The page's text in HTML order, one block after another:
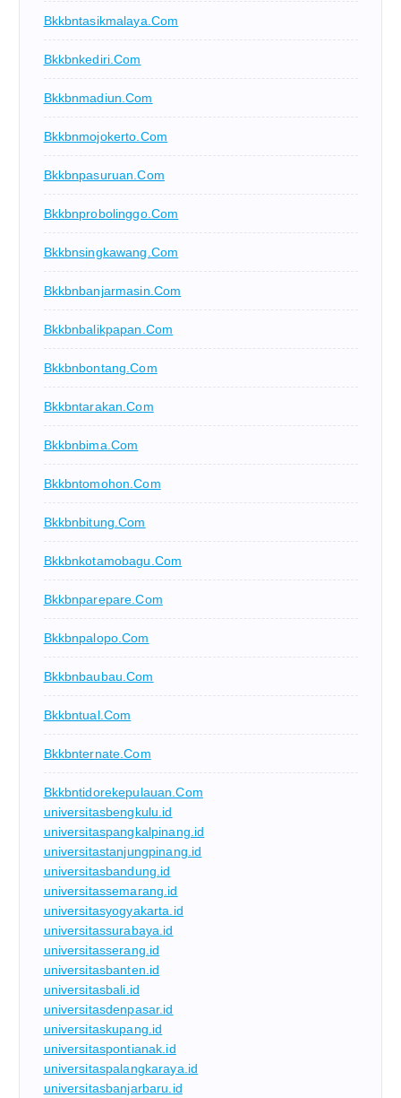
Bkkbntasikmalaya.com
Bkkbnkediri.com
Bkkbnmadiun.com
Bkkbnmojokerto.com
Bkkbnpasuruan.com
Bkkbnprobolinggo.com
Bkkbnsingkawang.com
Bkkbnbanjarmasin.com
Bkkbnbalikpapan.com
Bkkbnbontang.com
Bkkbntarakan.com
Bkkbnbima.com
Bkkbntomohon.com
Bkkbnbitung.com
Bkkbnkotamobagu.com
Bkkbnparepare.com
Bkkbnpalopo.com
Bkkbnbaubau.com
Bkkbntual.com
Bkkbnternate.com
Bkkbntidorekepulauan.com
universitasbengkulu.id
universitaspangkalpinang.id
universitastanjungpinang.id
universitasbandung.id
universitassemarang.id
universitasyogyakarta.id
universitassurabaya.id
universitasserang.id
universitasbanten.id
universitasbali.id
universitasdenpasar.id
universitaskupang.id
universitaspontianak.id
universitaspalangkaraya.id
universitasbanjarbaru.id